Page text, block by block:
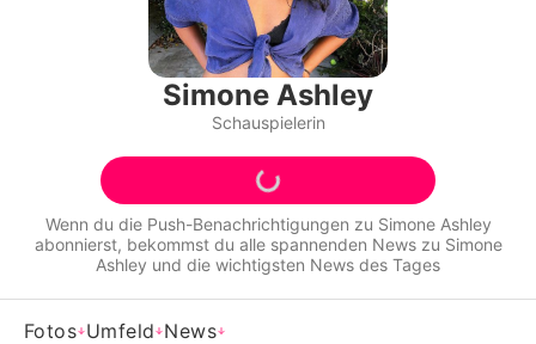
Promiflash Exklusiv
Alle Themen auf Promiflash
Jobs
App runterladen
Team
Simone Ashley
Schauspielerin
Wenn du die Push-Benachrichtigungen zu Simone Ashley
abonnierst, bekommst du alle spannenden News zu Simone
Ashley und die wichtigsten News des Tages
Fotos Umfeld News